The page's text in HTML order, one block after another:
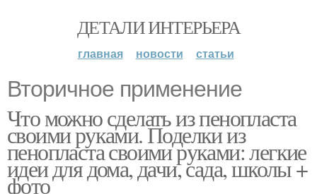
ДЕТАЛИ ИНТЕРЬЕРА
главная новости статьи
Вторичное применение
Что можно сделать из пенопласта
своими руками. Поделки из
пенопласта своими руками: легкие
идеи для дома, дачи, сада, школы +
фото